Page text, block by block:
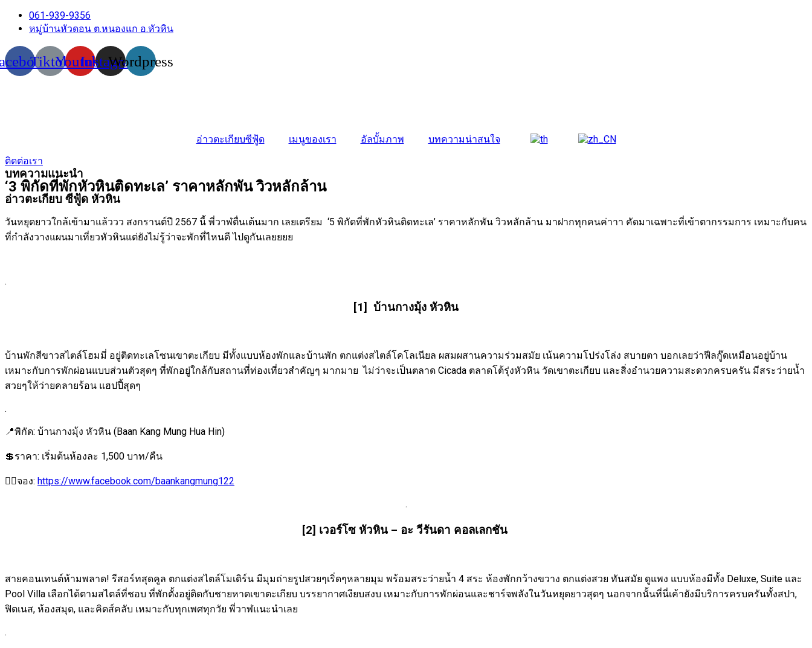
061-939-9356
หมู่บ้านหัวดอน ต.หนองแก อ.หัวหิน
TiktokYoutubeInstagram
Wordpress
อ่าวตะเกียบซีฟู้ด เมนูของเรา อัลบั้มภาพ
บทความน่าสนใจ
ติดต่อเรา
บทความแนะนำ
‘3 พิกัดที่พักหัวหินติดทะเล’ ราคาหลักพัน วิวหลักล้าน
อ่าวตะเกียบ ซีฟู้ด หัวหิน
วันหยุดยาวใกล้เข้ามาแล้ววว สงกรานต์ปี 2567 นี้ พี่วาฬตื่นเต้นมาก เลยเตรียม ‘5 พิกัดที่พักหัวหินติดทะเล’ ราคาหลักพัน วิวหลักล้าน มาฝากทุกคนค่าาา คัดมาเฉพาะที่เข้าตากรรมการ เหมาะกับคน
ที่กำลังวางแผนมาเที่ยวหัวหินแต่ยังไม่รู้ว่าจะพักที่ไหนดี ไปดูกันเลยยยย
.
[1] บ้านกางมุ้ง หัวหิน
บ้านพักสีขาวสไตล์โฮมมี่ อยู่ติดทะเลโซนเขาตะเกียบ มีทั้งแบบห้องพักและบ้านพัก ตกแต่งสไตล์โคโลเนียล ผสมผสานความร่วมสมัย เน้นความโปร่งโล่ง สบายตา บอกเลยว่าฟีลกู๊ดเหมือนอยู่บ้าน
เหมาะกับการพักผ่อนแบบส่วนตัวสุดๆ ที่พักอยู่ใกล้กับสถานที่ท่องเที่ยวสำคัญๆ มากมาย ไม่ว่าจะเป็นตลาด Cicada ตลาดโต้รุ่งหัวหิน วัดเขาตะเกียบ และสิ่งอำนวยความสะดวกครบครัน มีสระว่ายน้ำ
สวยๆให้ว่ายคลายร้อน แฮปปี้สุดๆ
.
📍พิกัด: บ้านกางมุ้ง หัวหิน (Baan Kang Mung Hua Hin)
💲ราคา: เริ่มต้นห้องละ 1,500 บาท/คืน
👉🏻จอง: https://www.facebook.com/baankangmung122
.
[2] เวอร์โซ หัวหิน – อะ วีรันดา คอลเลกชัน
สายคอนเทนต์ห้ามพลาด! รีสอร์ทสุดคูล ตกแต่งสไตล์โมเดิร์น มีมุมถ่ายรูปสวยๆเริ่ดๆหลายมุม พร้อมสระว่ายน้ำ 4 สระ ห้องพักกว้างขวาง ตกแต่งสวย ทันสมัย ดูแพง แบบห้องมีทั้ง Deluxe, Suite และ
Pool Villa เลือกได้ตามสไตล์ที่ชอบ ที่พักตั้งอยู่ติดกับชายหาดเขาตะเกียบ บรรยากาศเงียบสงบ เหมาะกับการพักผ่อนและชาร์จพลังในวันหยุดยาวสุดๆ นอกจากนั้นที่นี่เค้ายังมีบริการครบครันทั้งสปา,
ฟิตเนส, ห้องสมุด, และคิดส์คลับ เหมาะกับทุกเพศทุกวัย พี่วาฬแนะนำเลย
.